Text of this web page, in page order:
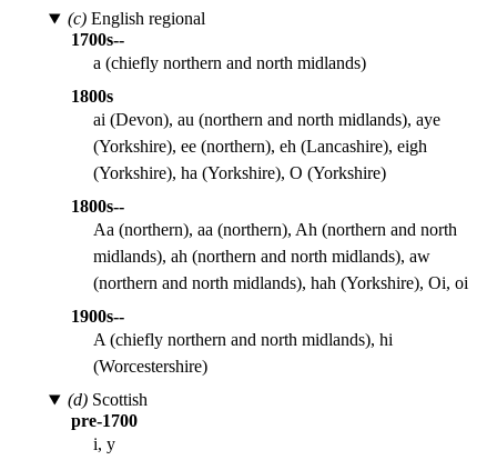
(c)English regional
1700s--
a (chiefly northern and north midlands)
1800s
ai (Devon), au (northern and north midlands), aye
(Yorkshire), ee (northern), eh (Lancashire), eigh
(Yorkshire), ha (Yorkshire), O (Yorkshire)
1800s--
Aa (northern), aa (northern), Ah (northern and north
midlands), ah (northern and north midlands), aw
(northern and north midlands), hah (Yorkshire), Oi, oi
1900s--
A (chiefly northern and north midlands), hi
(Worcestershire)
(d)Scottish
pre-1700
i, y